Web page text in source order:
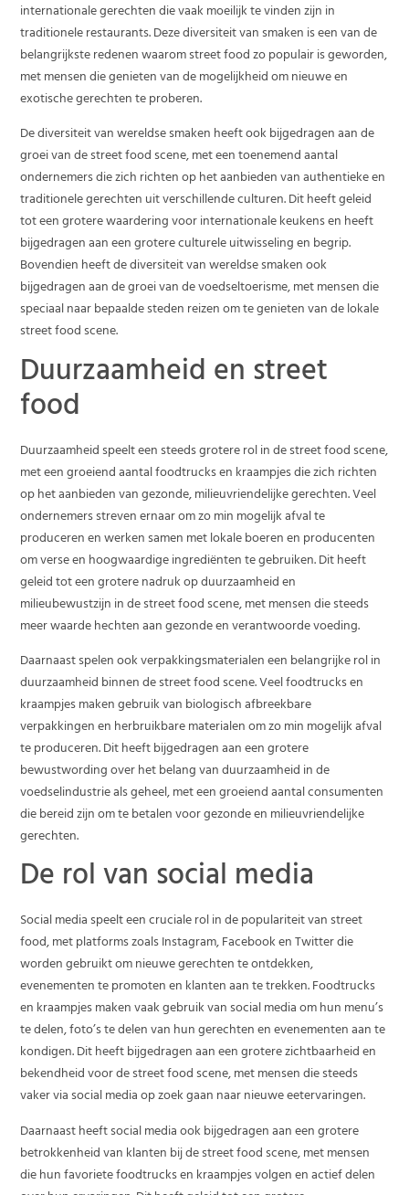
internationale gerechten die vaak moeilijk te vinden zijn in
traditionele restaurants. Deze diversiteit van smaken is een van de
belangrijkste redenen waarom street food zo populair is geworden,
met mensen die genieten van de mogelijkheid om nieuwe en
exotische gerechten te proberen.
De diversiteit van wereldse smaken heeft ook bijgedragen aan de
groei van de street food scene, met een toenemend aantal
ondernemers die zich richten op het aanbieden van authentieke en
traditionele gerechten uit verschillende culturen. Dit heeft geleid
tot een grotere waardering voor internationale keukens en heeft
bijgedragen aan een grotere culturele uitwisseling en begrip.
Bovendien heeft de diversiteit van wereldse smaken ook
bijgedragen aan de groei van de voedseltoerisme, met mensen die
speciaal naar bepaalde steden reizen om te genieten van de lokale
street food scene.
Duurzaamheid en street
food
Duurzaamheid speelt een steeds grotere rol in de street food scene,
met een groeiend aantal foodtrucks en kraampjes die zich richten
op het aanbieden van gezonde, milieuvriendelijke gerechten. Veel
ondernemers streven ernaar om zo min mogelijk afval te
produceren en werken samen met lokale boeren en producenten
om verse en hoogwaardige ingrediënten te gebruiken. Dit heeft
geleid tot een grotere nadruk op duurzaamheid en
milieubewustzijn in de street food scene, met mensen die steeds
meer waarde hechten aan gezonde en verantwoorde voeding.
Daarnaast spelen ook verpakkingsmaterialen een belangrijke rol in
duurzaamheid binnen de street food scene. Veel foodtrucks en
kraampjes maken gebruik van biologisch afbreekbare
verpakkingen en herbruikbare materialen om zo min mogelijk afval
te produceren. Dit heeft bijgedragen aan een grotere
bewustwording over het belang van duurzaamheid in de
voedselindustrie als geheel, met een groeiend aantal consumenten
die bereid zijn om te betalen voor gezonde en milieuvriendelijke
gerechten.
De rol van social media
Social media speelt een cruciale rol in de populariteit van street
food, met platforms zoals Instagram, Facebook en Twitter die
worden gebruikt om nieuwe gerechten te ontdekken,
evenementen te promoten en klanten aan te trekken. Foodtrucks
en kraampjes maken vaak gebruik van social media om hun menu’s
te delen, foto’s te delen van hun gerechten en evenementen aan te
kondigen. Dit heeft bijgedragen aan een grotere zichtbaarheid en
bekendheid voor de street food scene, met mensen die steeds
vaker via social media op zoek gaan naar nieuwe eetervaringen.
Daarnaast heeft social media ook bijgedragen aan een grotere
betrokkenheid van klanten bij de street food scene, met mensen
die hun favoriete foodtrucks en kraampjes volgen en actief delen